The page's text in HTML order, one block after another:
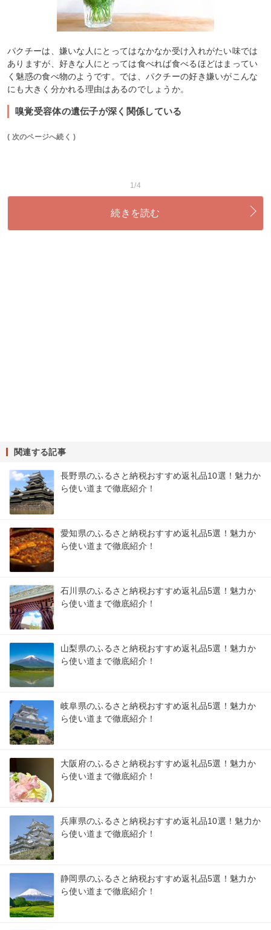
パクチーは、嫌いな人にとってはなかなか受け入れがたい味では
ありますが、好きな人にとっては食べれば食べるほどはまってい
く魅惑の食べ物のようです。では、パクチーの好き嫌いがこんな
にも大きく分かれる理由はあるのでしょうか。
嗅覚受容体の遺伝子が深く関係している
( 次のページへ続く )
1/4
続きを読む
関連する記事
長野県のふるさと納税おすすめ返礼品10選！魅力か
ら使い道まで徹底紹介！
愛知県のふるさと納税おすすめ返礼品5選！魅力か
ら使い道まで徹底紹介！
石川県のふるさと納税おすすめ返礼品5選！魅力か
ら使い道まで徹底紹介！
山梨県のふるさと納税おすすめ返礼品5選！魅力か
ら使い道まで徹底紹介！
岐阜県のふるさと納税おすすめ返礼品5選！魅力か
ら使い道まで徹底紹介！
大阪府のふるさと納税おすすめ返礼品5選！魅力か
ら使い道まで徹底紹介！
兵庫県のふるさと納税おすすめ返礼品10選！魅力か
ら使い道まで徹底紹介！
静岡県のふるさと納税おすすめ返礼品5選！魅力か
ら使い道まで徹底紹介！